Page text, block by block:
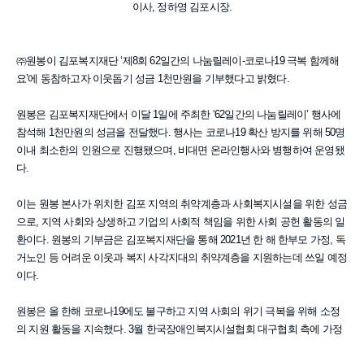
이사, 정하영 김포시장.
㈜원봉이 김포복지재단 ‘제8회 62일간의 나눔릴레이-코로나19 극복 함께해
요’에 동참하고자 이웃돕기 성금 1천만원을 기부했다고 밝혔다.
원봉은 김포복지재단에서 이달 1일에 주최한 ‘62일간의 나눔릴레이’ 행사에
참석해 1천만원의 성금을 전달했다. 행사는 코로나19 확산 방지를 위해 50명
이내 최소한의 인원으로 진행됐으며, 비대면 온라인행사와 병행하여 운영됐
다.
이는 원봉 본사가 위치한 김포 지역의 취약계층과 사회복지시설을 위한 성금
으로, 지역 사회와 상생하고 기업의 사회적 책임을 위한 사회 공헌 활동의 일
환이다. 원봉의 기부금은 김포복지재단을 통해 2021년 한 해 한부모 가정, 독
거노인 등 어려운 이웃과 복지 사각지대의 취약계층을 지원하는데 쓰일 예정
이다.
원봉은 올 한해 코로나19에도 불구하고 지역 사회의 위기 극복을 위해 소정
의 지원 활동을 지속했다. 3월 한국장애인복지시설협회 대구협회 측에 가정